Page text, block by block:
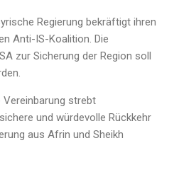
Regierung bekräftigt ihren
Anti-IS-Koalition. Die
zur Sicherung der Region soll
Vereinbarung strebt
und würdevolle Rückkehr
aus Afrin und Sheikh